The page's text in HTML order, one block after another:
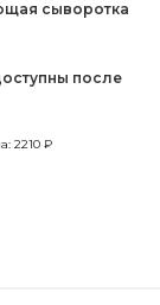
сыворотка
после
2210 ₽